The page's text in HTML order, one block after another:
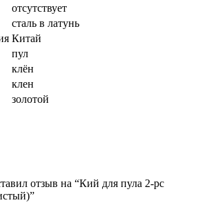
отсутствует
сталь в латунь
Китай
пул
клён
клен
золотой
отзыв на “Кий для пула 2-pc